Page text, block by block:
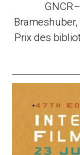
Prix des